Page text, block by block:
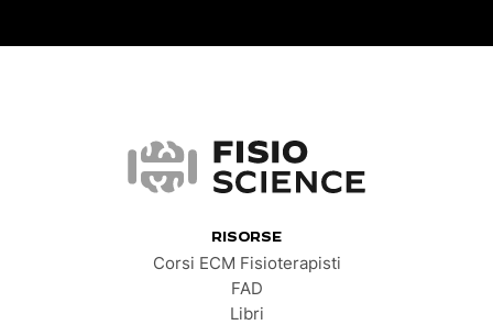
FisioScience
RISORSE
Corsi ECM Fisioterapisti
FAD
Libri